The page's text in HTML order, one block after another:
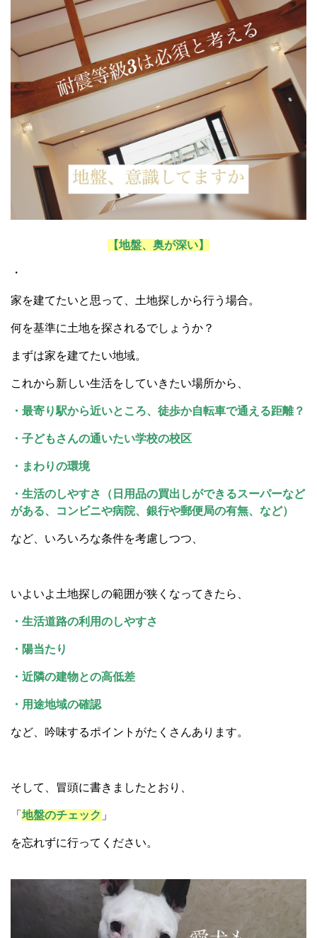
【地盤、奥が深い】
・
家を建てたいと思って、土地探しから行う場合。
何を基準に土地を探されるでしょうか？
まずは家を建てたい地域。
これから新しい生活をしていきたい場所から、
・最寄り駅から近いところ、徒歩か自転車で通える距離？
・子どもさんの通いたい学校の校区
・まわりの環境
・生活のしやすさ（日用品の買出しができるスーパーなど
がある、コンビニや病院、銀行や郵便局の有無、など）
など、いろいろな条件を考慮しつつ、
いよいよ土地探しの範囲が狭くなってきたら、
・生活道路の利用のしやすさ
・陽当たり
・近隣の建物との高低差
・用途地域の確認
など、吟味するポイントがたくさんあります。
そして、冒頭に書きましたとおり、
「 地盤のチェック 」
を忘れずに行ってください。